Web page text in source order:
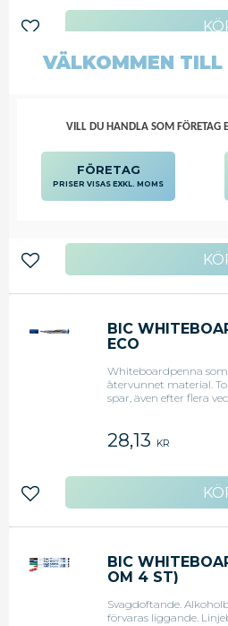
Lägg till i favoriter
att lämna spår, även
rund spets med
återvunnet material
28,13
Lägg till i favoriter
BIC
ECO
Whiteboardpenna som
återvunnet material.
spar, även efter flera
28,13 KR
Lägg till i favoriter
BIC
OM 4 ST)
Svagdoftande.
förvaras liggande.
VÄLKOMMEN
VILL DU HANDLA SOM FÖRETAG
FÖRETAG
PRISER VISAS EXKL. MOMS